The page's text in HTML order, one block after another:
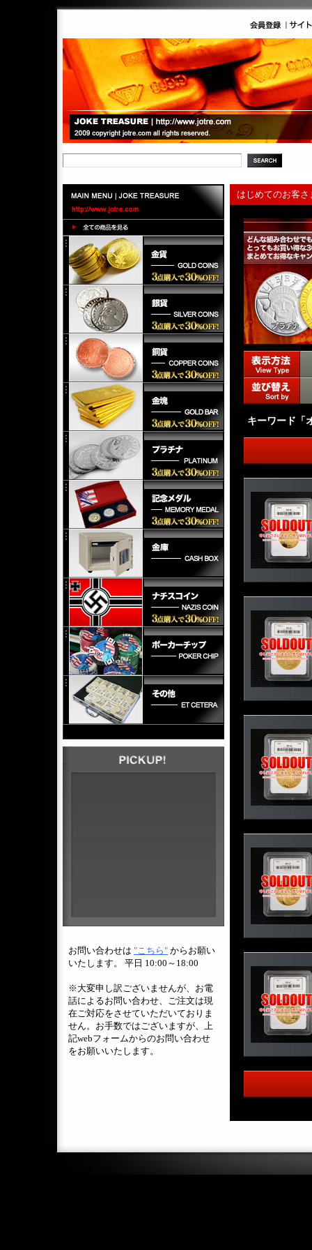
はじめてのお客
キーワード「
お問い合わせは "こちら" からお願い
いたします。 平日 10:00～18:00
※大変申し訳ございませんが、お電
話によるお問い合わせ、ご注文は現
在ご対応をさせていただいておりま
せん。お手数ではございますが、上
記webフォームからのお問い合わせ
をお願いいたします。